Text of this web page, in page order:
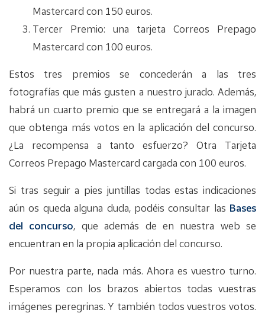
Mastercard con 150 euros.
Tercer Premio: una tarjeta Correos Prepago
Mastercard con 100 euros.
Estos tres premios se concederán a las tres
fotografías que más gusten a nuestro jurado. Además,
habrá un cuarto premio que se entregará a la imagen
que obtenga más votos en la aplicación del concurso.
¿La recompensa a tanto esfuerzo? Otra Tarjeta
Correos Prepago Mastercard cargada con 100 euros.
Si tras seguir a pies juntillas todas estas indicaciones
aún os queda alguna duda, podéis consultar las Bases
del concurso, que además de en nuestra web se
encuentran en la propia aplicación del concurso.
Por nuestra parte, nada más. Ahora es vuestro turno.
Esperamos con los brazos abiertos todas vuestras
imágenes peregrinas. Y también todos vuestros votos.